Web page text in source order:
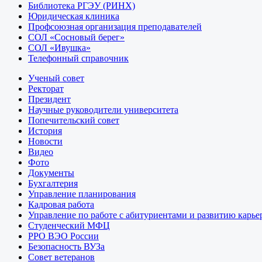
Библиотека РГЭУ (РИНХ)
Юридическая клиника
Профсоюзная организация преподавателей
СОЛ «Сосновый берег»
СОЛ «Ивушка»
Телефонный справочник
Ученый совет
Ректорат
Президент
Научные руководители университета
Попечительский совет
История
Новости
Видео
Фото
Документы
Бухгалтерия
Управление планирования
Кадровая работа
Управление по работе с абитуриентами и развитию
Студенческий МФЦ
РРО ВЭО России
Безопасность ВУЗа
Совет ветеранов